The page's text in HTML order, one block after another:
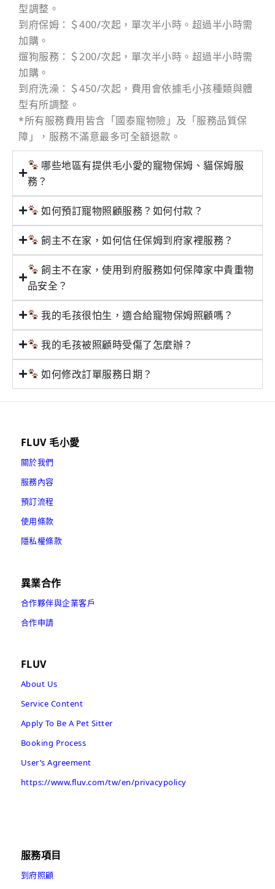
型調整。
到府保姆：＄400/次起，單次半小時。超過半小時需
加購。
遛狗服務：＄200/次起，單次半小時。超過半小時需
加購。
到府洗澡：＄450/次起，費用會依據毛小孩種類與體
型有所調整。
*所有服務費用皆含「國泰寵物險」及「服務品質保
障」，服務不滿意最多可全額退款。
哪些地區有提供毛小愛的寵物保姆、貓保姆服
務？
如何預訂寵物照顧服務？如何付款？
飼主不在家，如何信任保姆到府家裡服務？
飼主不在家，使用到府服務如何保障家中貴重物
品安全？
我的毛孩很怕生，適合給寵物保姆照顧嗎？
我的毛孩被照顧時受傷了怎麼辦？
如何修改訂單服務日期？
FLUV 毛小愛
關於我們
服務內容
預訂流程
使用條款
隱私權條款
異業合作
合作夥伴與企業客戶
合作申請
FLUV
About Us
Service Content
Apply To Be A Pet Sitter
Booking Process
User’s Agreement
https://www.fluv.com/tw/en/privacypolicy
服務項目
到府照顧